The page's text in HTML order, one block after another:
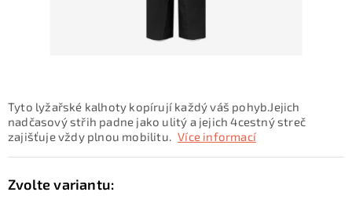
Tyto lyžařské kalhoty kopírují každý váš pohyb.Jejich
nadčasový střih padne jako ulitý a jejich 4cestný streč
zajišťuje vždy plnou mobilitu. Více informací